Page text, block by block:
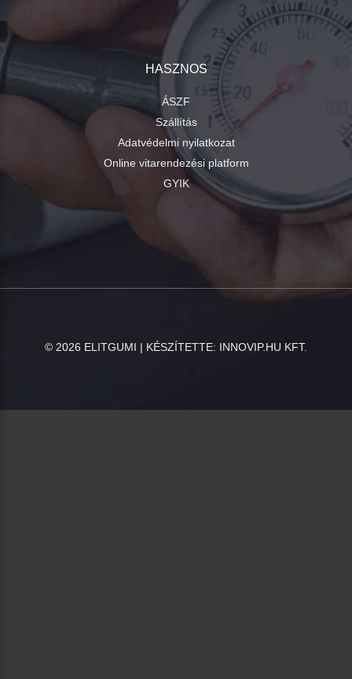
HASZNOS
ÁSZF
Szállítás
Adatvédelmi nyilatkozat
Online vitarendezési platform
GYIK
© 2026 ELITGUMI | KÉSZÍTETTE: INNOVIP.HU KFT.